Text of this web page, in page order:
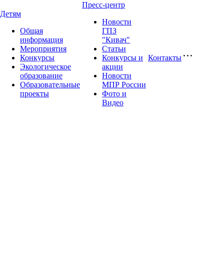
Детям
Общая
информация
Мероприятия
Конкурсы
Экологическое
образование
Образовательные
проекты
Пресс-центр
Новости
ГПЗ
"Кивач"
Статьи
Конкурсы и
акции
Новости
МПР России
Фото и
Видео
Контакты